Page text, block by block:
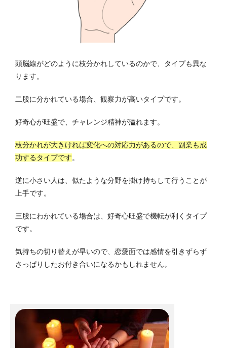
頭脳線がどのように枝分かれしているのかで、タイプも異な
ります。
二股に分かれている場合、観察力が高いタイプです。
好奇心が旺盛で、チャレンジ精神が溢れます。
枝分かれが大きければ変化への対応力があるので、副業も成
功するタイプです。
逆に小さい人は、似たような分野を掛け持ちして行うことが
上手です。
三股にわかれている場合は、好奇心旺盛で機転が利くタイプ
です。
気持ちの切り替えが早いので、恋愛面では感情を引きずらず
さっぱりしたお付き合いになるかもしれません。